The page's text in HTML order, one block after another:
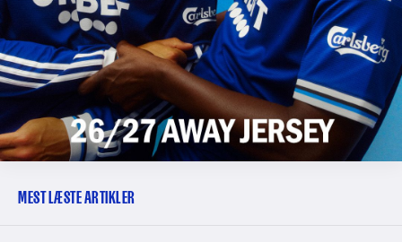
MEST LÆSTE ARTIKLER